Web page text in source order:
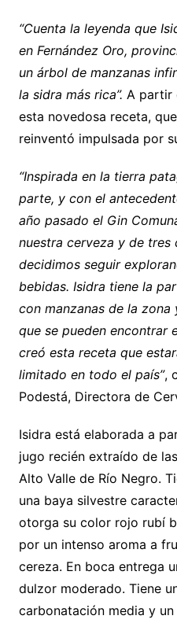
“Cuenta la leyenda que
en Fernández Oro,
un árbol de manzanas
la sidra más rica”. A partir
esta novedosa receta,
reinventó impulsada por
“Inspirada en la tierra
parte, y con el
año pasado el Gin
nuestra cerveza y de tres
decidimos seguir
bebidas. Isidra tiene la
con manzanas de la
que se pueden encontrar
creó esta receta que
limitado en todo el país”,
Podestá, Directora de
Isidra está elaborada a
jugo recién extraído de
Alto Valle de Río Negro.
una baya silvestre
otorga su color rojo rubí
por un intenso aroma a
cereza. En boca entrega
dulzor moderado. Tiene
carbonatación media y